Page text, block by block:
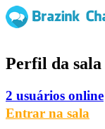
Perfil da sala
2 usuários online
Entrar na sala